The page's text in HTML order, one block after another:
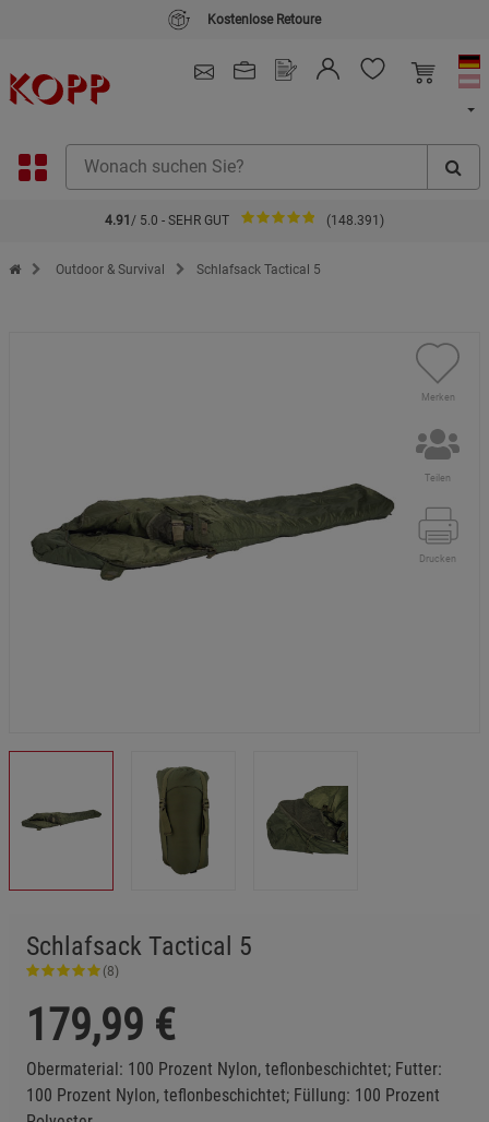
Kostenlose Retoure
4.91 / 5.0 - SEHR GUT (148.391)
Zur Startseite des Kopp Verlag Online-Shop
Outdoor & Survival Schlafsack Tactical 5
Merken
Teilen
Drucken
Schlafsack Tactical 5
(8)
179,99 €
Obermaterial: 100 Prozent Nylon, teflonbeschichtet; Futter:
100 Prozent Nylon, teflonbeschichtet; Füllung: 100 Prozent